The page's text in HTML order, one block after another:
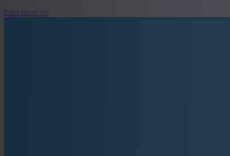
Lees meer >>